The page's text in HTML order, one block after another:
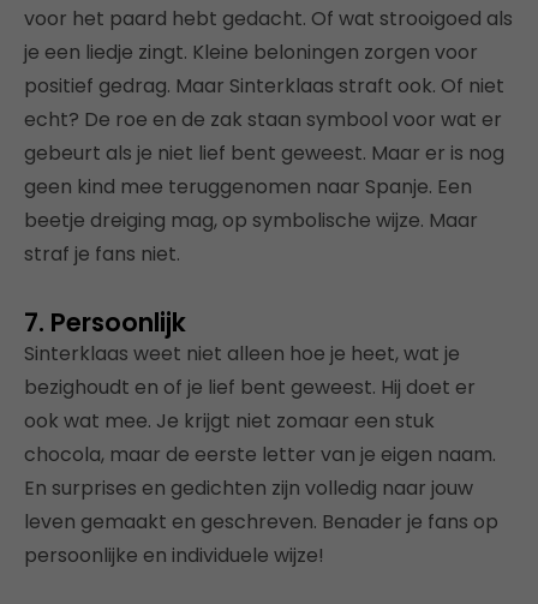
voor het paard hebt gedacht. Of wat strooigoed als
je een liedje zingt. Kleine beloningen zorgen voor
positief gedrag. Maar Sinterklaas straft ook. Of niet
echt? De roe en de zak staan symbool voor wat er
gebeurt als je niet lief bent geweest. Maar er is nog
geen kind mee teruggenomen naar Spanje. Een
beetje dreiging mag, op symbolische wijze. Maar
straf je fans niet.
7. Persoonlijk
Sinterklaas weet niet alleen hoe je heet, wat je
bezighoudt en of je lief bent geweest. Hij doet er
ook wat mee. Je krijgt niet zomaar een stuk
chocola, maar de eerste letter van je eigen naam.
En surprises en gedichten zijn volledig naar jouw
leven gemaakt en geschreven. Benader je fans op
persoonlijke en individuele wijze!